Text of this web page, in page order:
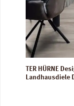
TER HÜRNE
Landhausdiele